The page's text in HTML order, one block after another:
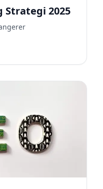
2025